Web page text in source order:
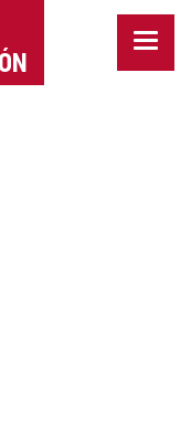
Menu